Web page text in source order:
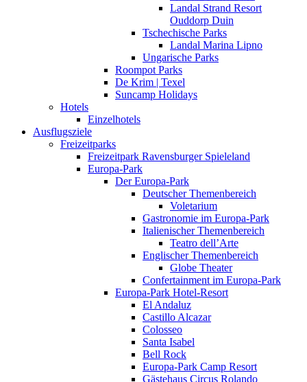
Landal Strand Resort
Ouddorp Duin
Tschechische Parks
Landal Marina Lipno
Ungarische Parks
Roompot Parks
De Krim | Texel
Suncamp Holidays
Hotels
Einzelhotels
Ausflugsziele
Freizeitparks
Freizeitpark Ravensburger Spieleland
Europa-Park
Der Europa-Park
Deutscher Themenbereich
Voletarium
Gastronomie im Europa-Park
Italienischer Themenbereich
Teatro dell’Arte
Englischer Themenbereich
Globe Theater
Confertainment im Europa-Park
Europa-Park Hotel-Resort
El Andaluz
Castillo Alcazar
Colosseo
Santa Isabel
Bell Rock
Europa-Park Camp Resort
Gästehaus Circus Rolando